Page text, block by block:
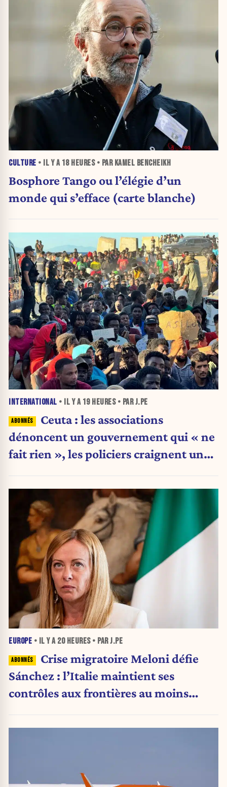
CULTURE • IL Y A 18 HEURES• PAR KAMEL BENCHEIKH
Bosphore Tango ou l’élégie d’un
monde qui s’efface (carte blanche)
INTERNATIONAL • IL Y A 19 HEURES• PAR J.PE
Ceuta : les associations
dénoncent un gouvernement qui « ne
fait rien », les policiers craignent une
EUROPE • IL Y A 20 HEURES• PAR J.PE
Crise migratoire Meloni défie
Sánchez : l’Italie maintient ses
contrôles aux frontières au moins